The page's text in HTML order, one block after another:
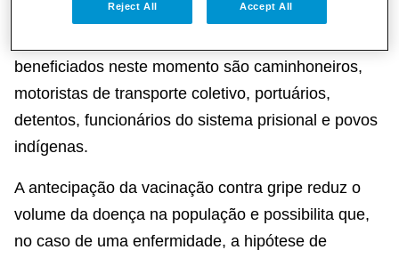
com HIV, pacientes oncológicos e transplantados,
beneficiados neste momento são caminhoneiros,
motoristas de transporte coletivo, portuários,
detentos, funcionários do sistema prisional e povos
indígenas.
A antecipação da vacinação contra gripe reduz o
volume da doença na população e possibilita que,
no caso de uma enfermidade, a hipótese de
Reject All Accept All